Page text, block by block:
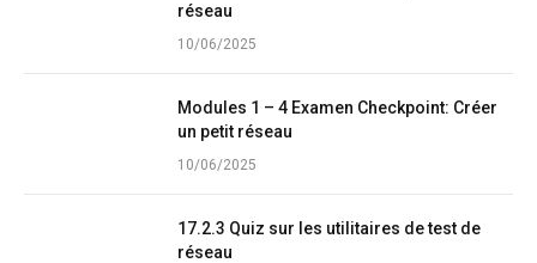
réseau
10/06/2025
Modules 1 – 4 Examen Checkpoint: Créer
un petit réseau
10/06/2025
17.2.3 Quiz sur les utilitaires de test de
réseau